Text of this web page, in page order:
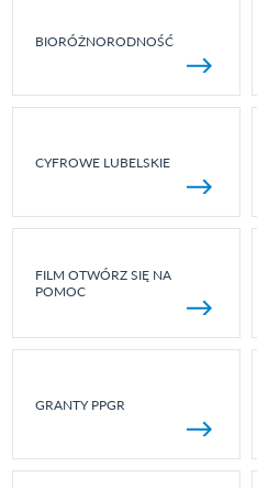
BIORÓŻNORODNOŚĆ
CYFROWE LUBELSKIE
FILM OTWÓRZ SIĘ NA
POMOC
GRANTY PPGR